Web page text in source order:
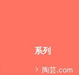
系列
陶芸.com